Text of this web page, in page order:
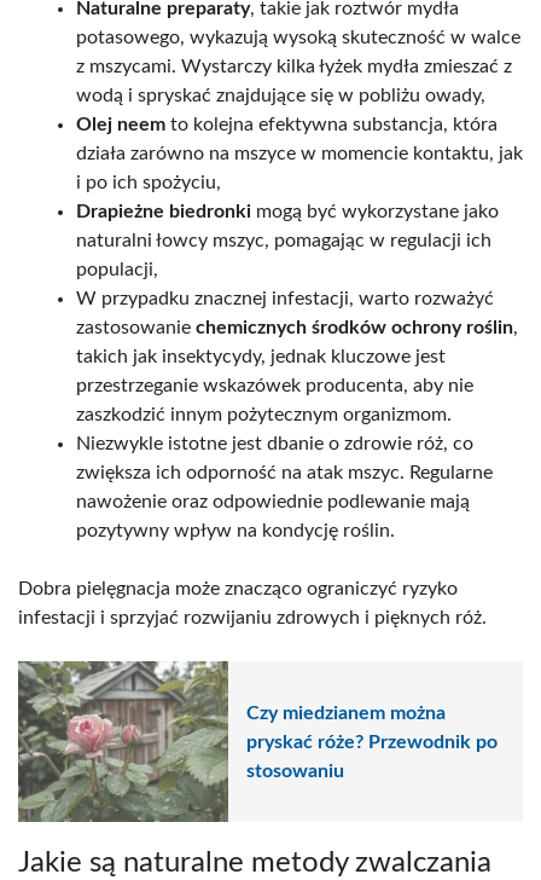
Naturalne preparaty, takie jak roztwór mydła
potasowego, wykazują wysoką skuteczność w walce
z mszycami. Wystarczy kilka łyżek mydła zmieszać z
wodą i spryskać znajdujące się w pobliżu owady,
Olej neem to kolejna efektywna substancja, która
działa zarówno na mszyce w momencie kontaktu, jak
i po ich spożyciu,
Drapieżne biedronki mogą być wykorzystane jako
naturalni łowcy mszyc, pomagając w regulacji ich
populacji,
W przypadku znacznej infestacji, warto rozważyć
zastosowanie chemicznych środków ochrony roślin,
takich jak insektycydy, jednak kluczowe jest
przestrzeganie wskazówek producenta, aby nie
zaszkodzić innym pożytecznym organizmom.
Niezwykle istotne jest dbanie o zdrowie róż, co
zwiększa ich odporność na atak mszyc. Regularne
nawożenie oraz odpowiednie podlewanie mają
pozytywny wpływ na kondycję roślin.
Dobra pielęgnacja może znacząco ograniczyć ryzyko
infestacji i sprzyjać rozwijaniu zdrowych i pięknych róż.
Czy miedzianem można
pryskać róże? Przewodnik po
stosowaniu
Jakie są naturalne metody zwalczania